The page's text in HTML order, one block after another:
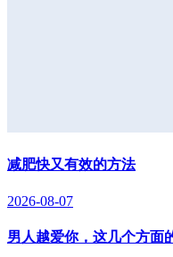
减肥快又有效的方法
2026-08-07
男人越爱你，这几个方面